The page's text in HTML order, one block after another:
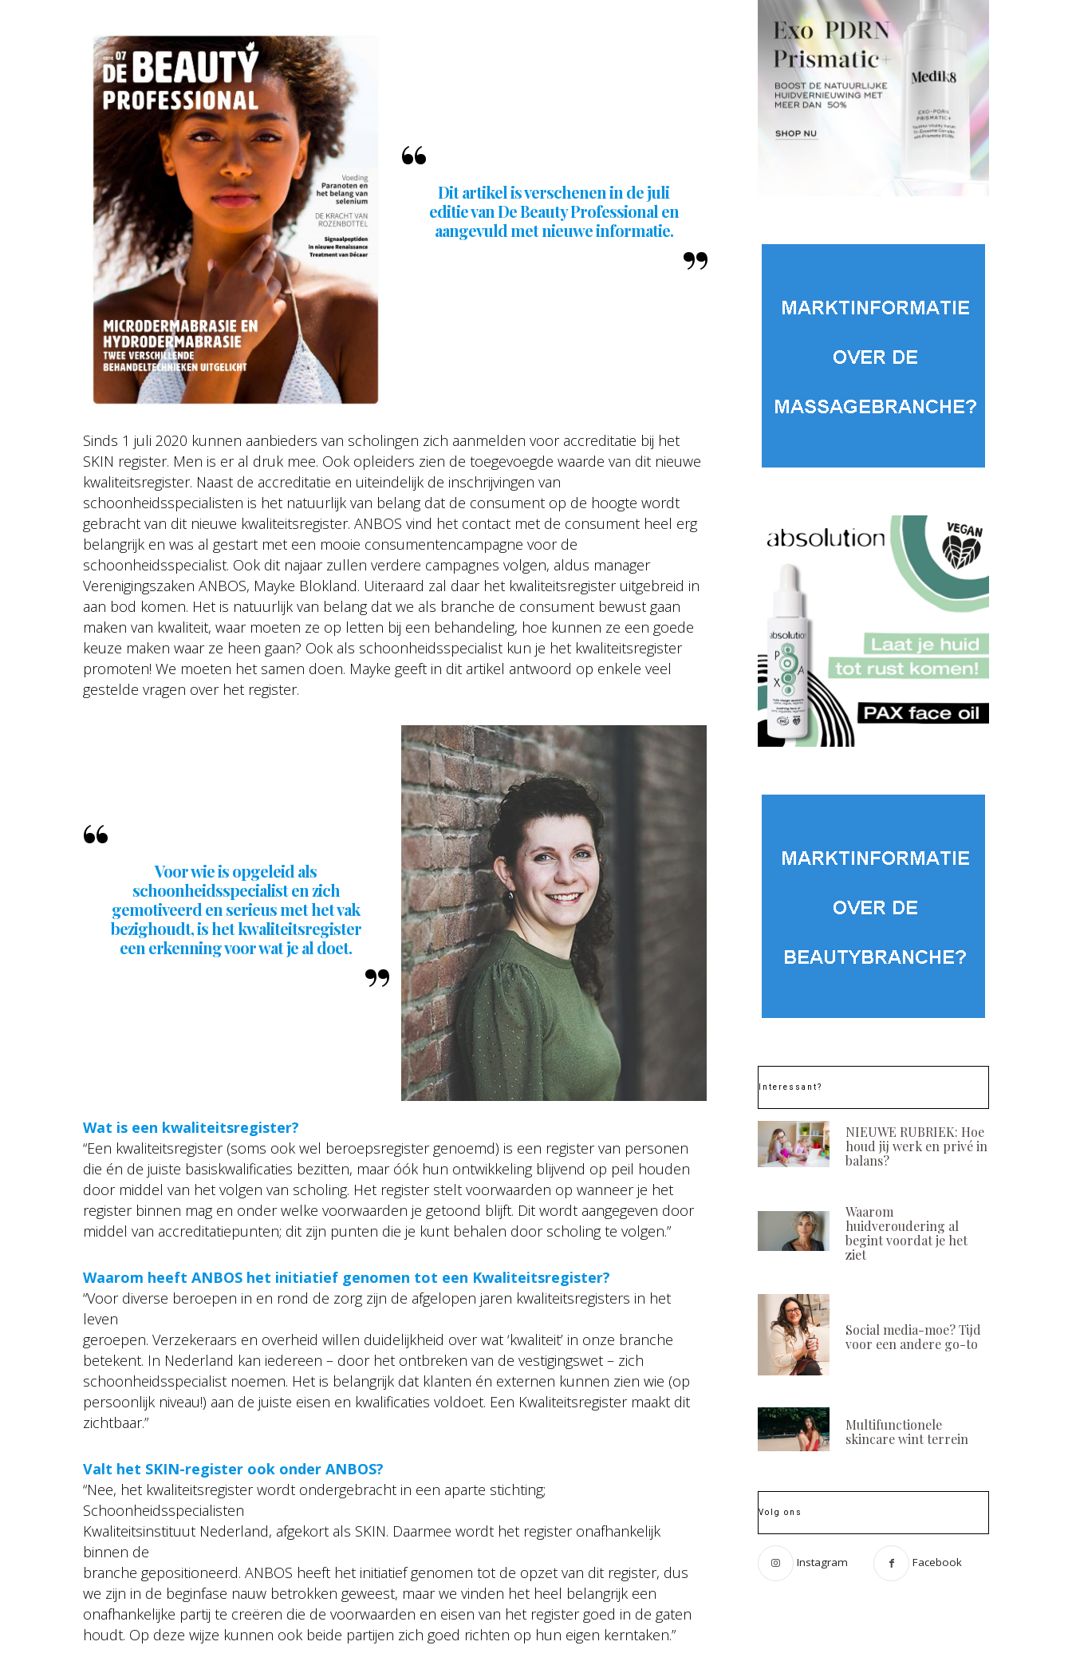
Dit artikel is verschenen in de juli
editie van De Beauty Professional en
aangevuld met nieuwe informatie.
Sinds 1 juli 2020 kunnen aanbieders van scholingen zich aanmelden voor accreditatie bij het
SKIN register. Men is er al druk mee. Ook opleiders zien de toegevoegde waarde van dit nieuwe
kwaliteitsregister. Naast de accreditatie en uiteindelijk de inschrijvingen van
schoonheidsspecialisten is het natuurlijk van belang dat de consument op de hoogte wordt
gebracht van dit nieuwe kwaliteitsregister. ANBOS vind het contact met de consument heel erg
belangrijk en was al gestart met een mooie consumentencampagne voor de
schoonheidsspecialist. Ook dit najaar zullen verdere campagnes volgen, aldus manager
Verenigingszaken ANBOS, Mayke Blokland. Uiteraard zal daar het kwaliteitsregister uitgebreid in
aan bod komen. Het is natuurlijk van belang dat we als branche de consument bewust gaan
maken van kwaliteit, waar moeten ze op letten bij een behandeling, hoe kunnen ze een goede
keuze maken waar ze heen gaan? Ook als schoonheidsspecialist kun je het kwaliteitsregister
promoten! We moeten het samen doen. Mayke geeft in dit artikel antwoord op enkele veel
gestelde vragen over het register.
Voor wie is opgeleid als
schoonheidsspecialist en zich
gemotiveerd en serieus met het vak
bezighoudt, is het kwaliteitsregister
een erkenning voor wat je al doet.
Wat is een kwaliteitsregister?
“Een kwaliteitsregister (soms ook wel beroepsregister genoemd) is een register van personen
die én de juiste basiskwalificaties bezitten, maar óók hun ontwikkeling blijvend op peil houden
door middel van het volgen van scholing. Het register stelt voorwaarden op wanneer je het
register binnen mag en onder welke voorwaarden je getoond blijft. Dit wordt aangegeven door
middel van accreditatiepunten; dit zijn punten die je kunt behalen door scholing te volgen.”
Waarom heeft ANBOS het initiatief genomen tot een Kwaliteitsregister?
“Voor diverse beroepen in en rond de zorg zijn de afgelopen jaren kwaliteitsregisters in het
leven
geroepen. Verzekeraars en overheid willen duidelijkheid over wat ‘kwaliteit’ in onze branche
betekent. In Nederland kan iedereen – door het ontbreken van de vestigingswet – zich
schoonheidsspecialist noemen. Het is belangrijk dat klanten én externen kunnen zien wie (op
persoonlijk niveau!) aan de juiste eisen en kwalificaties voldoet. Een Kwaliteitsregister maakt dit
zichtbaar.”
Valt het SKIN-register ook onder ANBOS?
“Nee, het kwaliteitsregister wordt ondergebracht in een aparte stichting;
Schoonheidsspecialisten
Kwaliteitsinstituut Nederland, afgekort als SKIN. Daarmee wordt het register onafhankelijk
binnen de
branche gepositioneerd. ANBOS heeft het initiatief genomen tot de opzet van dit register, dus
we zijn in de beginfase nauw betrokken geweest, maar we vinden het heel belangrijk een
onafhankelijke partij te creëren die de voorwaarden en eisen van het register goed in de gaten
houdt. Op deze wijze kunnen ook beide partijen zich goed richten op hun eigen kerntaken.”
Interessant?
NIEUWE RUBRIEK: Hoe
houd jij werk en privé in
balans?
Waarom
huidveroudering al
begint voordat je het
ziet
Social media-moe? Tijd
voor een andere go-to
Multifunctionele
skincare wint terrein
Volg ons
Instagram Facebook